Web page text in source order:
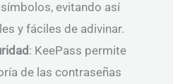
evitando así
y fáciles de adivinar.
: KeePass permite
de las contraseñas